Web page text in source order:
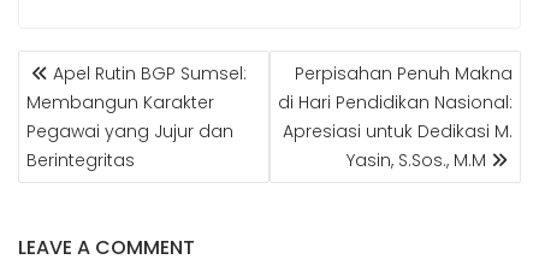
POST
NAVIGATION
Apel Rutin BGP Sumsel:
Membangun Karakter
Pegawai yang Jujur dan
Berintegritas
Perpisahan Penuh Makna
di Hari Pendidikan Nasional:
Apresiasi untuk Dedikasi M.
Yasin, S.Sos., M.M
LEAVE A COMMENT